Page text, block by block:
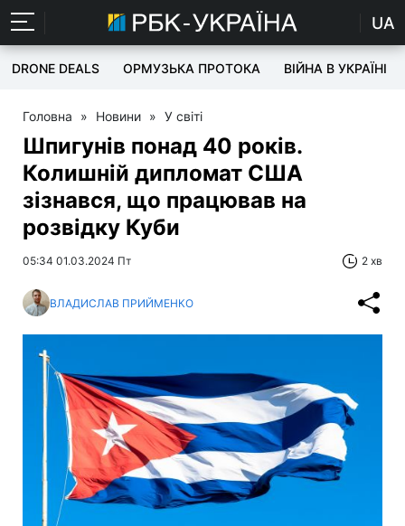
UA
DRONE DEALS ОРМУЗЬКА ПРОТОКА ВІЙНА В УКРАЇНІ
Головна » Новини » У світі
Шпигунів понад 40 років.
Колишній дипломат США
зізнався, що працював на
розвідку Куби
05:34 01.03.2024 Пт 2 хв
ВЛАДИСЛАВ ПРИЙМЕНКО